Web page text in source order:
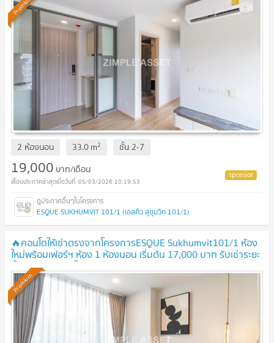
Premium
2 ห้องนอน 33.0m2 ชั้น 2-7
19,000 บาท/เดือน
05/03/2026 10:19:53
ESQUE SUKHUMVIT 101/1 (เอสคิว สุขุมวิท 101/1)
🔥คอนโดให้เช่าตรงจากโครงการESQUE Sukhumvit101/1 ห้อง
ใหม่พร้อมเฟอร์ฯ ห้อง 1 ห้องนอน เริ่มต้น 17,000 บาท รับเช่าระยะ
สั้น พร้อมเข้าอยู่ ใกล้BTSปุณณวิถี
Premium